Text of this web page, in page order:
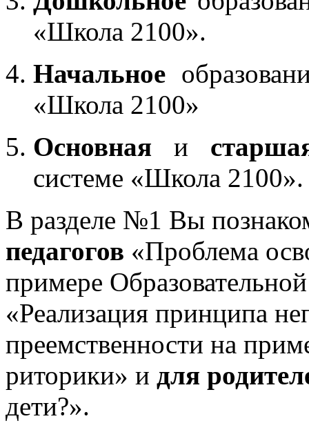
«Школа 2100».
Начальное
«Школа 2100»
Основная и
системе «Школа 2100».
В разделе №1 Вы
педагогов «Проблема
примере
«Реализация принципа
преемственности на
риторики» и для
дети?».